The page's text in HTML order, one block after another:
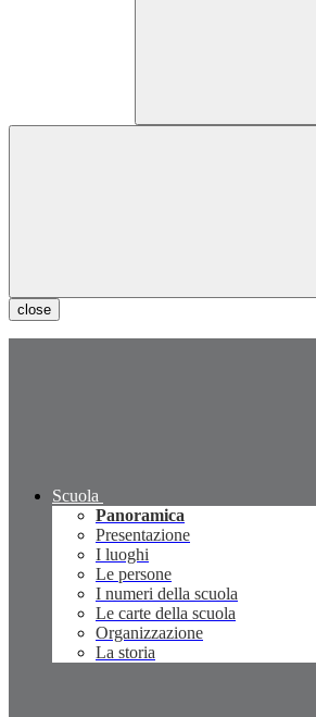
close
Scuola
Panoramica
Presentazione
I luoghi
Le persone
I numeri della scuola
Le carte della scuola
Organizzazione
La storia